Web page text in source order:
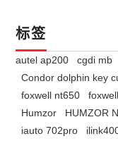
标签
autel ap200 cgdi mb
Condor dolphin key
foxwell nt650
Humzor
HUMZOR
iauto 702pro